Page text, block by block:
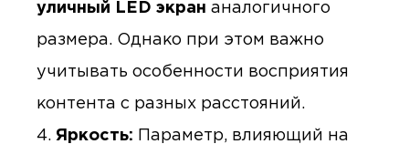
уличный LED экран аналогичного
размера. Однако при этом важно
учитывать особенности восприятия
контента с разных расстояний.
Яркость: Параметр, влияющий на